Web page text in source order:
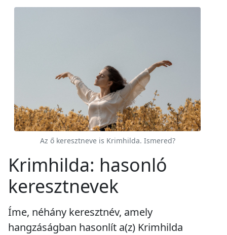
Az ő keresztneve is Krimhilda. Ismered?
Krimhilda: hasonló
keresztnevek
Íme, néhány keresztnév, amely
hangzáságban hasonlít a(z) Krimhilda